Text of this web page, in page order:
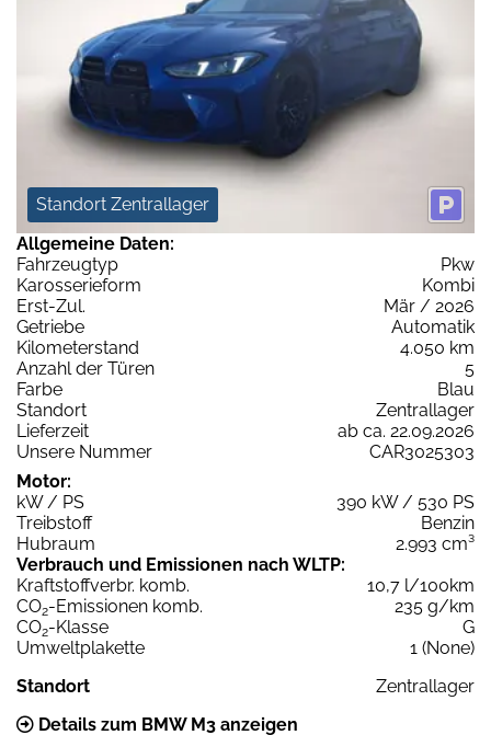
Standort Zentrallager
Allgemeine Daten:
Fahrzeugtyp
Pkw
Karosserieform
Kombi
Erst-Zul.
Mär / 2026
Getriebe
Automatik
Kilometerstand
4.050 km
Anzahl der Türen
5
Farbe
Blau
Standort
Zentrallager
Lieferzeit
ab ca. 22.09.2026
Unsere Nummer
CAR3025303
Motor:
kW / PS
390 kW / 530 PS
Treibstoff
Benzin
Hubraum
2.993 cm³
Verbrauch und Emissionen nach WLTP:
Kraftstoffverbr. komb.
10,7 l/100km
CO2-Emissionen komb.
235 g/km
CO2-Klasse
G
Umweltplakette
1 (None)
Standort
Zentrallager
Details zum BMW M3 anzeigen